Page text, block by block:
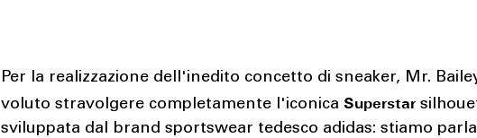
Per la realizzazione dell'inedito concetto di sneaker, Mr.
voluto stravolgere completamente l'iconicaSuperstar
sviluppata dal brand sportswear tedesco adidas: stiamo